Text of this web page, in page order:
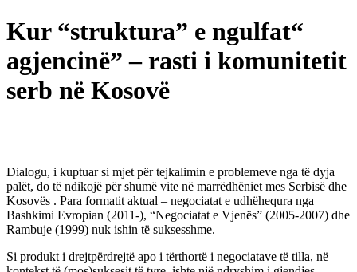
Kur “struktura” e ngulfat“
agjencinë” – rasti i komunitetit
serb në Kosovë
Dialogu, i kuptuar si mjet për tejkalimin e problemeve nga të dyja
palët, do të ndikojë për shumë vite në marrëdhëniet mes Serbisë dhe
Kosovës . Para formatit aktual – negociatat e udhëhequra nga
Bashkimi Evropian (2011-), “Negociatat e Vjenës” (2005-2007) dhe
Rambuje (1999) nuk ishin të suksesshme.
Si produkt i drejtpërdrejtë apo i tërthortë i negociatave të tilla, në